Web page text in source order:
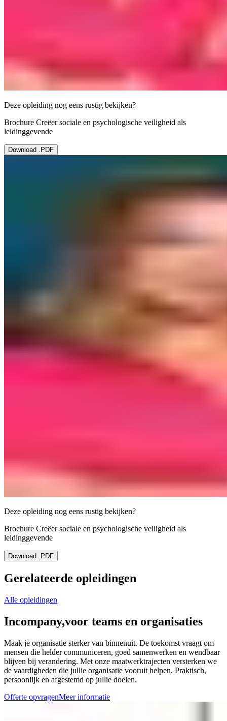
Deze opleiding nog eens rustig bekijken?
Brochure Creëer sociale en psychologische veiligheid als
leidinggevende
Download .PDF
Deze opleiding nog eens rustig bekijken?
Brochure Creëer sociale en psychologische veiligheid als
leidinggevende
Download .PDF
Gerelateerde opleidingen
Alle opleidingen
Incompany,voor teams en organisaties
Maak je organisatie sterker van binnenuit. De toekomst vraagt om
mensen die helder communiceren, goed samenwerken en wendbaar
blijven bij verandering. Met onze maatwerktrajecten versterken we
de vaardigheden die jullie organisatie vooruit helpen. Praktisch,
persoonlijk en afgestemd op jullie doelen.
Offerte opvragenMeer informatie